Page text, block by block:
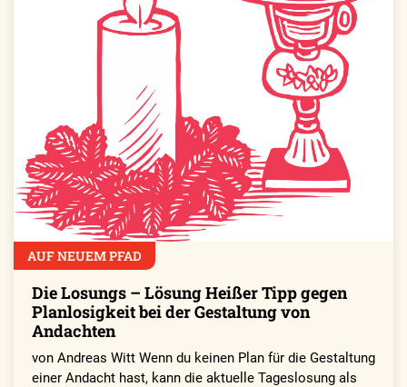
AUF NEUEM PFAD
Die Losungs – Lösung Heißer Tipp gegen
Planlosigkeit bei der Gestaltung von
Andachten
von Andreas Witt Wenn du keinen Plan für die Gestaltung
einer Andacht hast, kann die aktuelle Tageslosung als